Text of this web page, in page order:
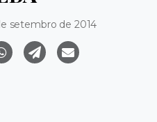
setembro de 2014